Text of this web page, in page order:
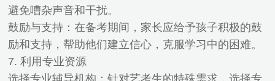
避免嘈杂声音和干扰。
鼓励与支持：在备考期间，家长应给予孩子积极的鼓
励和支持，帮助他们建立信心，克服学习中的困难。
7. 利用专业资源
选择专业辅导机构：针对艺考生的特殊需求，选择专